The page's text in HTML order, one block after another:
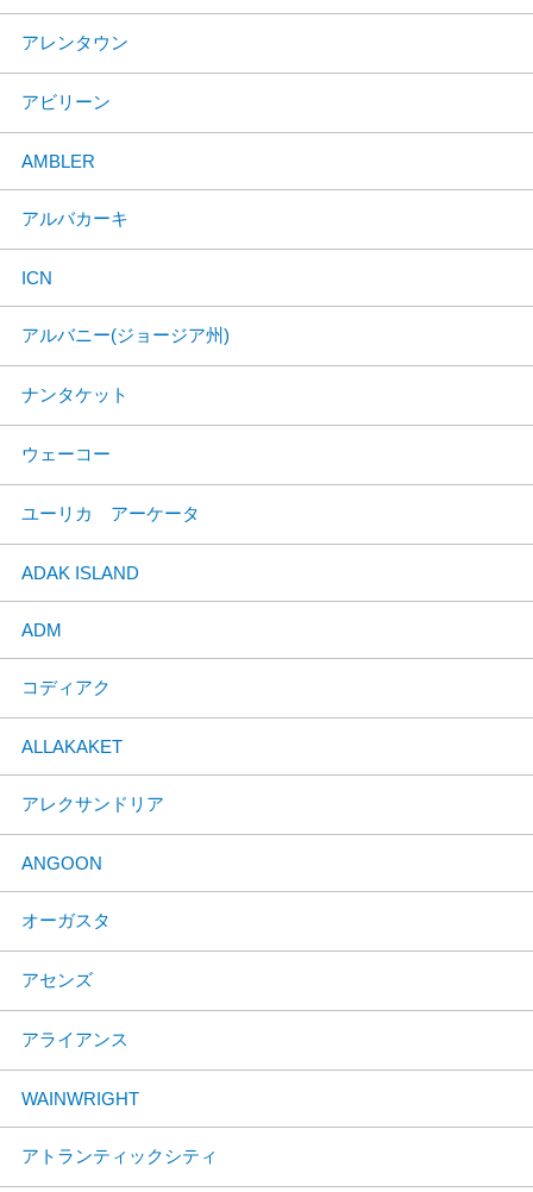
アレンタウン
アビリーン
AMBLER
アルバカーキ
ICN
アルバニー(ジョージア州)
ナンタケット
ウェーコー
ユーリカ アーケータ
ADAK ISLAND
ADM
コディアク
ALLAKAKET
アレクサンドリア
ANGOON
オーガスタ
アセンズ
アライアンス
WAINWRIGHT
アトランティックシティ